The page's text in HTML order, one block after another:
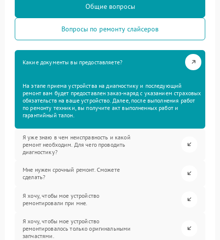
Общие вопросы
Вопросы по ремонту слайсеров
Какие документы вы предоставляете?
На этапе приема устройства на диагностику и последующий
ремонт вам будет предоставлен заказ-наряд с указанием страховых
обязательств на ваше устройство. Далее, после выполнения работ
по ремонту техники, вы получите акт выполненных работ и
гарантийный талон.
Я уже знаю в чем неисправность и какой
ремонт необходим. Для чего проводить
диагностику?
Мне нужен срочный ремонт. Сможете
сделать?
Я хочу, чтобы мое устройство
ремонтировали при мне.
Я хочу, чтобы мое устройство
ремонтировалось только оригинальными
запчастями.